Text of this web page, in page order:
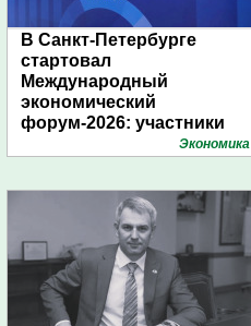
В Санкт-Петербурге
стартовал
Международный
экономический
форум-2026: участники
подготовили креативные
Экономика